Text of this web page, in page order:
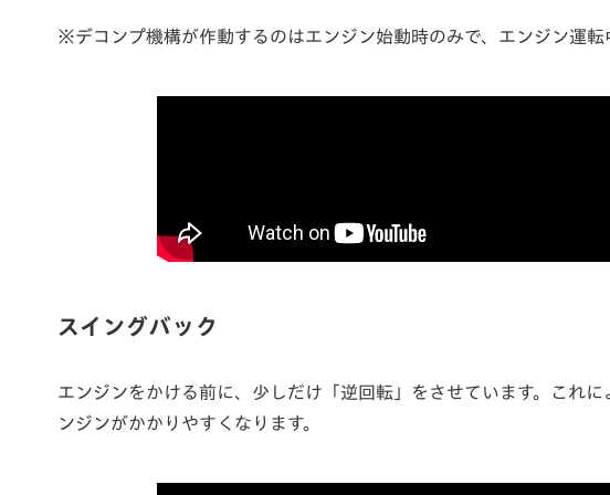
※デコンプ機構が作動するのはエンジン始動時のみで、エンジン運転
スイングバック
エンジンをかける前に、少しだけ「逆回転」をさせています。これ
ンジンがかかりやすくなります。